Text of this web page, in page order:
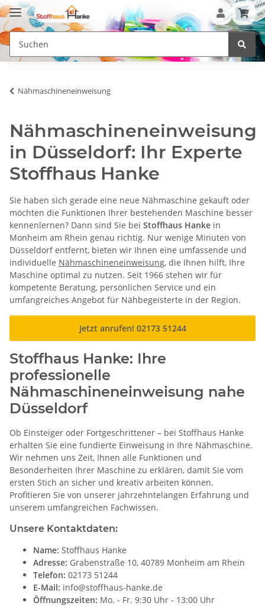
Nähmaschineneinweisung
Nähmaschineneinweisung
in Düsseldorf: Ihr Experte
Stoffhaus Hanke
Sie haben sich gerade eine neue Nähmaschine gekauft oder
möchten die Funktionen Ihrer bestehenden Maschine besser
kennenlernen? Dann sind Sie bei Stoffhaus Hanke in
Monheim am Rhein genau richtig. Nur wenige Minuten von
Düsseldorf entfernt, bieten wir Ihnen eine umfassende und
individuelle Nähmaschineneinweisung, die Ihnen hilft, Ihre
Maschine optimal zu nutzen. Seit 1966 stehen wir für
kompetente Beratung, persönlichen Service und ein
umfangreiches Angebot für Nähbegeisterte in der Region.
Jetzt anrufen! 02173 51244
Stoffhaus Hanke: Ihre
professionelle
Nähmaschineneinweisung nahe
Düsseldorf
Ob Einsteiger oder Fortgeschrittener – bei Stoffhaus Hanke
erhalten Sie eine fundierte Einweisung in Ihre Nähmaschine.
Wir nehmen uns Zeit, Ihnen alle Funktionen und
Besonderheiten Ihrer Maschine zu erklären, damit Sie vom
ersten Stich an sicher und kreativ arbeiten können.
Profitieren Sie von unserer jahrzehntelangen Erfahrung und
unserem umfangreichen Fachwissen.
Unsere Kontaktdaten:
Name: Stoffhaus Hanke
Adresse: Grabenstraße 10, 40789 Monheim am Rhein
Telefon: 02173 51244
E-Mail: info@stoffhaus-hanke.de
Öffnungszeiten: Mo. - Fr. 9:30 Uhr - 13:00 Uhr